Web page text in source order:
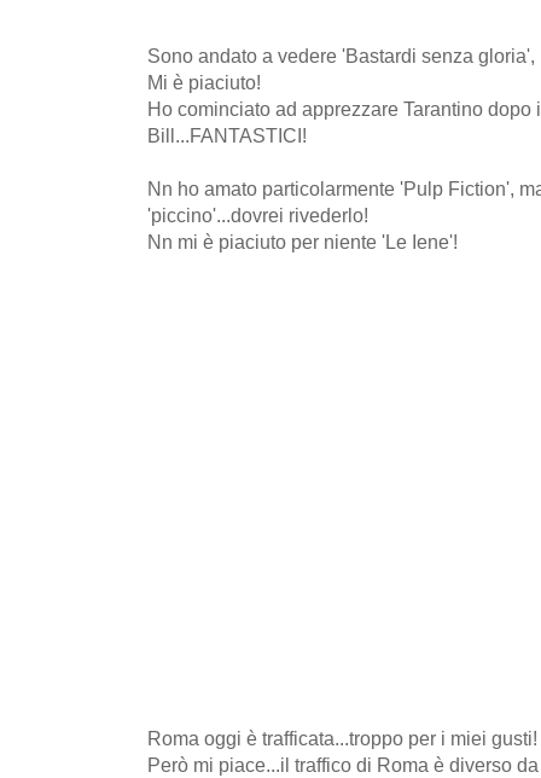
Sono andato a vedere 'Bastardi senza
Mi è piaciuto!
Ho cominciato ad apprezzare Tarantino dopo
Bill...FANTASTICI!
Nn ho amato particolarmente 'Pulp Fiction',
'piccino'...dovrei rivederlo!
Nn mi è piaciuto per niente 'Le Iene'!
Roma oggi è trafficata...troppo per i miei gusti!
Però mi piace...il traffico di Roma è diverso